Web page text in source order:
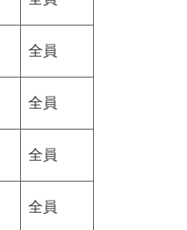
全員
全員
全員
全員